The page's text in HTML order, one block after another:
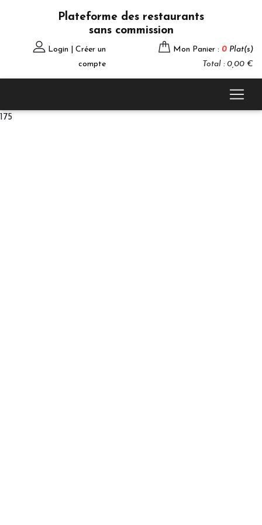
Plateforme des restaurants
sans commission
Login | Créer un
compte
Mon Panier : 0 Plat(s)
Total : 0,00 €
175